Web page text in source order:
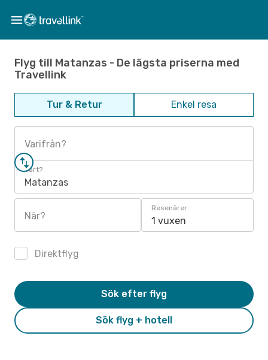
Flyg till Matanzas - De lägsta priserna med
Travellink
Tur & Retur Enkel resa
Varifrån?
Vart?
Matanzas
När?
Resenärer
1 vuxen
Direktflyg
Sök flyg + hotell
Sök efter flyg